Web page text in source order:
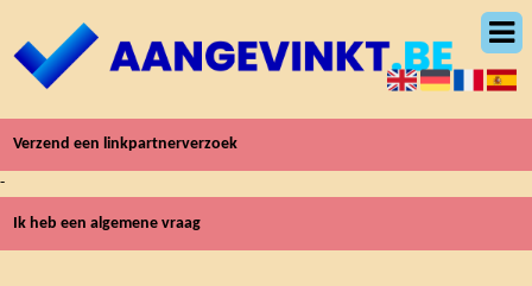
Verzend een linkpartnerverzoek
-
Ik heb een algemene vraag